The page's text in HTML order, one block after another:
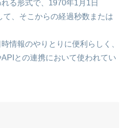
る形式で、1970年1月1日
、そこからの経過秒数または
情報のやりとりに便利らしく、
との連携において使われてい